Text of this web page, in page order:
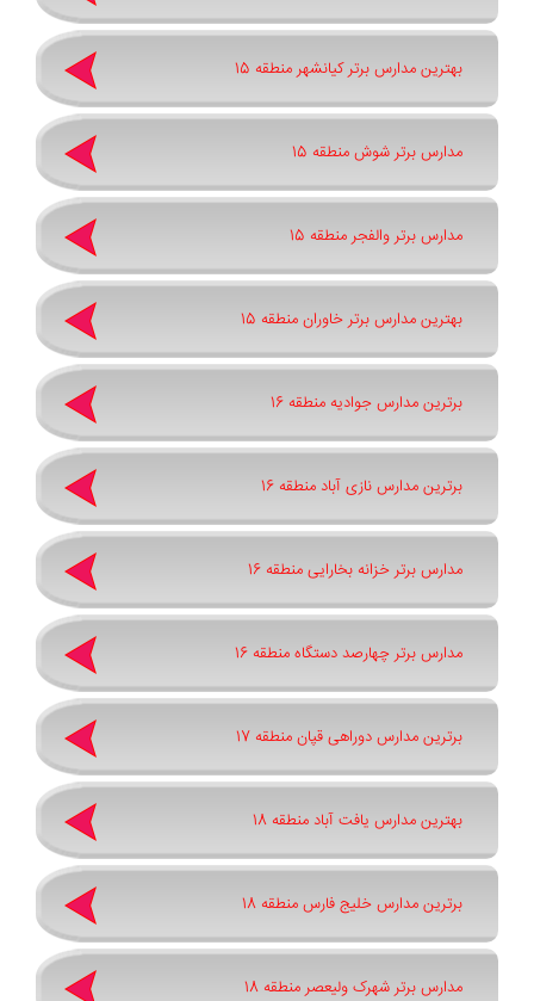
بهترین مدارس برتر کیانشهر منطقه 15
مدارس برتر شوش منطقه 15
مدارس برتر والفجر منطقه 15
بهترین مدارس برتر خاوران منطقه 15
برترین مدارس جوادیه منطقه 16
برترین مدارس نازی آباد منطقه 16
مدارس برتر خزانه بخارایی منطقه 16
مدارس برتر چهارصد دستگاه منطقه 16
برترین مدارس دوراهی قپان منطقه 17
بهترین مدارس یافت آباد منطقه 18
برترین مدارس خلیج فارس منطقه 18
مدارس برتر شهرک ولیعصر منطقه 18